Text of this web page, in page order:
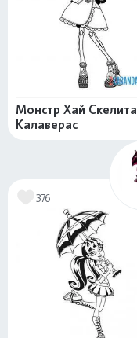
Монстр Хай Скелита
Калаверас
376